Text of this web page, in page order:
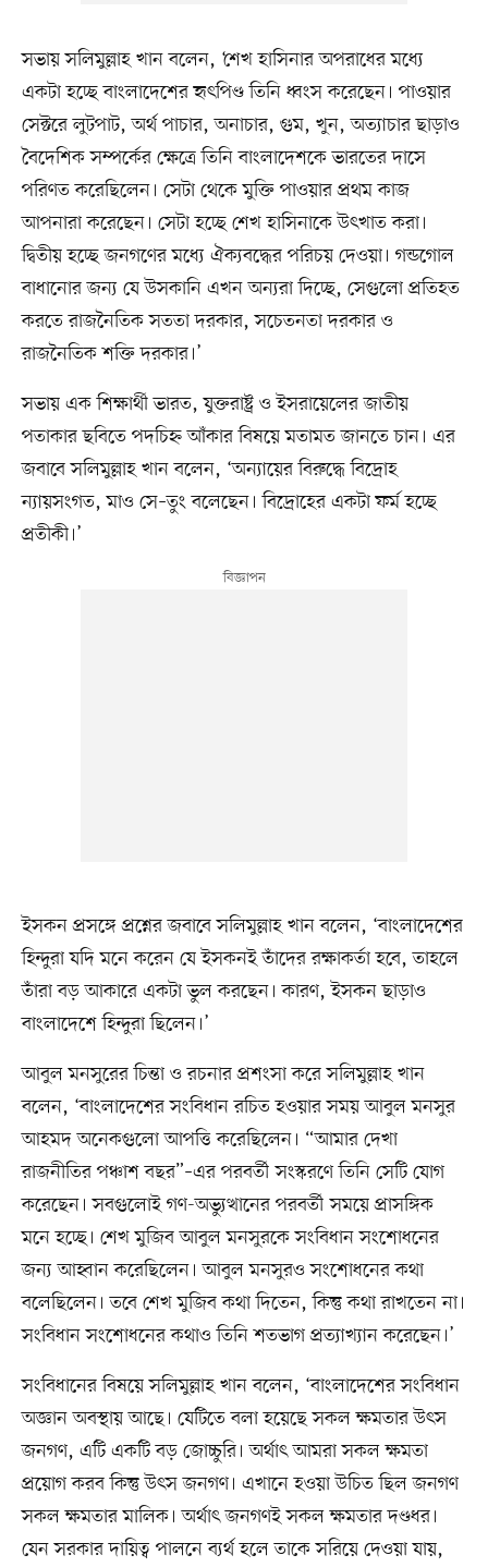
সভায় সলিমুল্লাহ খান বলেন, ‘শেখ হাসিনার অপরাধের মধ্যে
একটা হচ্ছে বাংলাদেশের হৃৎপিণ্ড তিনি ধ্বংস করেছেন। পাওয়ার
সেক্টরে লুটপাট, অর্থ পাচার, অনাচার, গুম, খুন, অত্যাচার ছাড়াও
বৈদেশিক সম্পর্কের ক্ষেত্রে তিনি বাংলাদেশকে ভারতের দাসে
পরিণত করেছিলেন। সেটা থেকে মুক্তি পাওয়ার প্রথম কাজ
আপনারা করেছেন। সেটা হচ্ছে শেখ হাসিনাকে উৎখাত করা।
দ্বিতীয় হচ্ছে জনগণের মধ্যে ঐক্যবদ্ধের পরিচয় দেওয়া। গন্ডগোল
বাধানোর জন্য যে উসকানি এখন অন্যরা দিচ্ছে, সেগুলো প্রতিহত
করতে রাজনৈতিক সততা দরকার, সচেতনতা দরকার ও
রাজনৈতিক শক্তি দরকার।’
সভায় এক শিক্ষার্থী ভারত, যুক্তরাষ্ট্র ও ইসরায়েলের জাতীয়
পতাকার ছবিতে পদচিহ্ন আঁকার বিষয়ে মতামত জানতে চান। এর
জবাবে সলিমুল্লাহ খান বলেন, ‘অন্যায়ের বিরুদ্ধে বিদ্রোহ
ন্যায়সংগত, মাও সে–তুং বলেছেন। বিদ্রোহের একটা ফর্ম হচ্ছে
প্রতীকী।’
ইসকন প্রসঙ্গে প্রশ্নের জবাবে সলিমুল্লাহ খান বলেন, ‘বাংলাদেশের
হিন্দুরা যদি মনে করেন যে ইসকনই তাঁদের রক্ষাকর্তা হবে, তাহলে
তাঁরা বড় আকারে একটা ভুল করছেন। কারণ, ইসকন ছাড়াও
বাংলাদেশে হিন্দুরা ছিলেন।’
আবুল মনসুরের চিন্তা ও রচনার প্রশংসা করে সলিমুল্লাহ খান
বলেন, ‘বাংলাদেশের সংবিধান রচিত হওয়ার সময় আবুল মনসুর
আহমদ অনেকগুলো আপত্তি করেছিলেন। “আমার দেখা
রাজনীতির পঞ্চাশ বছর”–এর পরবর্তী সংস্করণে তিনি সেটি যোগ
করেছেন। সবগুলোই গণ-অভ্যুত্থানের পরবর্তী সময়ে প্রাসঙ্গিক
মনে হচ্ছে। শেখ মুজিব আবুল মনসুরকে সংবিধান সংশোধনের
জন্য আহ্বান করেছিলেন। আবুল মনসুরও সংশোধনের কথা
বলেছিলেন। তবে শেখ মুজিব কথা দিতেন, কিন্তু কথা রাখতেন না।
সংবিধান সংশোধনের কথাও তিনি শতভাগ প্রত্যাখ্যান করেছেন।’
সংবিধানের বিষয়ে সলিমুল্লাহ খান বলেন, ‘বাংলাদেশের সংবিধান
অজ্ঞান অবস্থায় আছে। যেটিতে বলা হয়েছে সকল ক্ষমতার উৎস
জনগণ, এটি একটি বড় জোচ্চুরি। অর্থাৎ আমরা সকল ক্ষমতা
প্রয়োগ করব কিন্তু উৎস জনগণ। এখানে হওয়া উচিত ছিল জনগণ
সকল ক্ষমতার মালিক। অর্থাৎ জনগণই সকল ক্ষমতার দণ্ডধর।
যেন সরকার দায়িত্ব পালনে ব্যর্থ হলে তাকে সরিয়ে দেওয়া যায়,